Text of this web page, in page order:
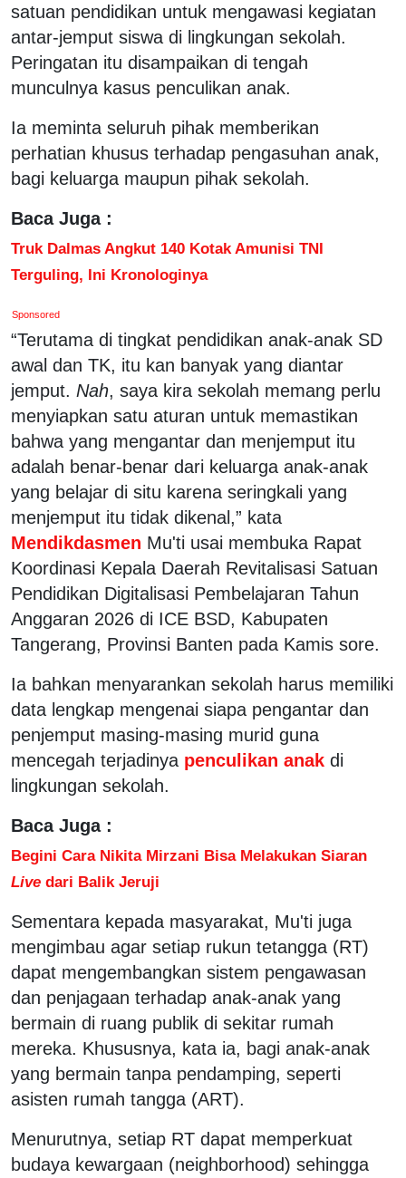
satuan pendidikan untuk mengawasi kegiatan
antar-jemput siswa di lingkungan sekolah.
Peringatan itu disampaikan di tengah
munculnya kasus penculikan anak.
Ia meminta seluruh pihak memberikan
perhatian khusus terhadap pengasuhan anak,
bagi keluarga maupun pihak sekolah.
Baca Juga :
Truk Dalmas Angkut 140 Kotak Amunisi TNI
Terguling, Ini Kronologinya
Sponsored
“Terutama di tingkat pendidikan anak-anak SD
awal dan TK, itu kan banyak yang diantar
jemput. Nah, saya kira sekolah memang perlu
menyiapkan satu aturan untuk memastikan
bahwa yang mengantar dan menjemput itu
adalah benar-benar dari keluarga anak-anak
yang belajar di situ karena seringkali yang
menjemput itu tidak dikenal,” kata
Mendikdasmen Mu'ti usai membuka Rapat
Koordinasi Kepala Daerah Revitalisasi Satuan
Pendidikan Digitalisasi Pembelajaran Tahun
Anggaran 2026 di ICE BSD, Kabupaten
Tangerang, Provinsi Banten pada Kamis sore.
Ia bahkan menyarankan sekolah harus memiliki
data lengkap mengenai siapa pengantar dan
penjemput masing-masing murid guna
mencegah terjadinya penculikan anak di
lingkungan sekolah.
Baca Juga :
Begini Cara Nikita Mirzani Bisa Melakukan Siaran
Live dari Balik Jeruji
Sementara kepada masyarakat, Mu'ti juga
mengimbau agar setiap rukun tetangga (RT)
dapat mengembangkan sistem pengawasan
dan penjagaan terhadap anak-anak yang
bermain di ruang publik di sekitar rumah
mereka. Khususnya, kata ia, bagi anak-anak
yang bermain tanpa pendamping, seperti
asisten rumah tangga (ART).
Menurutnya, setiap RT dapat memperkuat
budaya kewargaan (neighborhood) sehingga